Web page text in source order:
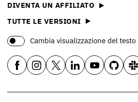
DIVENTA UN AFFILIATO
TUTTE LE VERSIONI
Cambia visualizzazione del testo